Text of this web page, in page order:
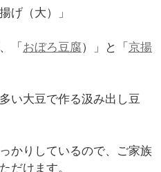
げ（大）」
「 おぼろ豆腐）」と「 京揚
い大豆で作る汲み出し豆
かりしているので、ご家族
だけます。